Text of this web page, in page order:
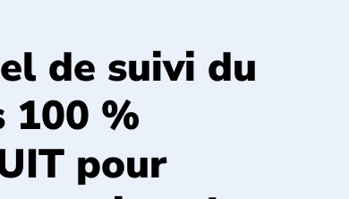
de suivi du
100 %
pour